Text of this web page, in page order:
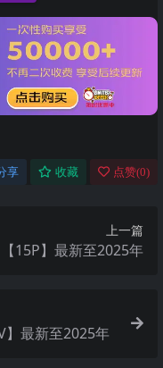
享 收藏 点赞(0)
上一篇
15P】最新至2025年
】最新至2025年